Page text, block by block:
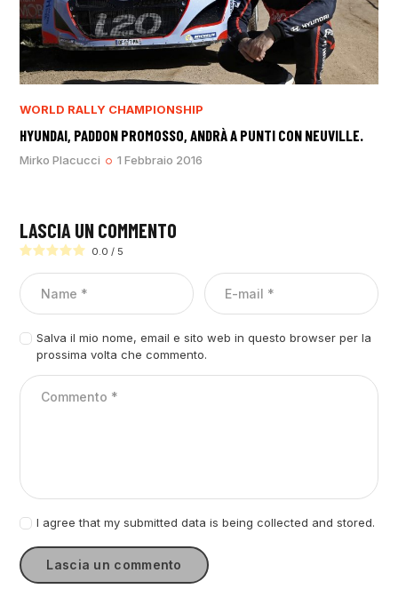
WORLD RALLY CHAMPIONSHIP
HYUNDAI, PADDON PROMOSSO, ANDRÀ A PUNTI CON NEUVILLE.
Mirko Placucci 1 Febbraio 2016
LASCIA UN COMMENTO
0.0 / 5
Salva il mio nome, email e sito web in questo browser per la
prossima volta che commento.
I agree that my submitted data is being collected and stored.